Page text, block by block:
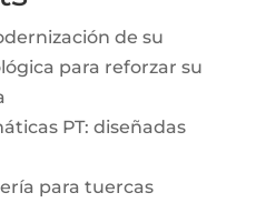
de su
para reforzar su
PT: diseñadas
para tuercas